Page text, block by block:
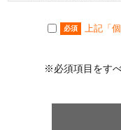
売買・賃貸借・仲介・
の物件情報を利用します
（4）取引の相手方探索
ります。なお契約後、
必須 上記「
※必須項目をす